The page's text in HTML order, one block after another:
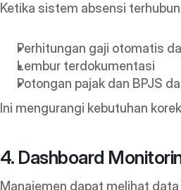
Ketika sistem absensi
Perhitungan gaji otomatis
Lembur terdokumentasi
Potongan pajak dan BPJS
Ini mengurangi kebutuhan
4. Dashboard
Manajemen dapat melihat